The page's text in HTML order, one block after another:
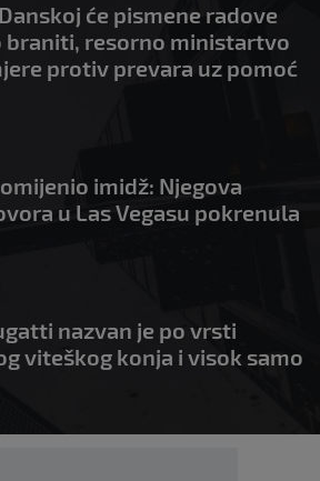
će pismene radove
braniti, resorno ministartvo
protiv prevara uz pomoć
imidž: Njegova
u Las Vegasu pokrenula
nazvan je po vrsti
viteškog konja i visok samo